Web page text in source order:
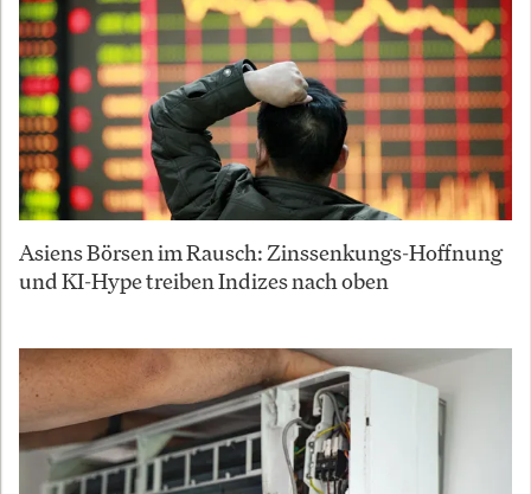
Asiens Börsen im Rausch: Zinssenkungs-Hoffnung
und KI-Hype treiben Indizes nach oben